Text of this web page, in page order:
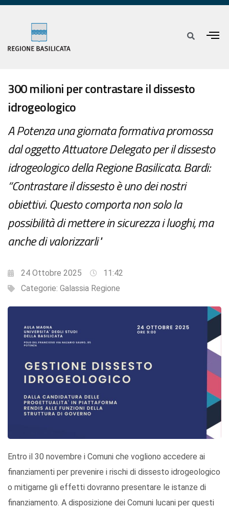
300 milioni per contrastare il dissesto
idrogeologico
A Potenza una giornata formativa promossa
dal oggetto Attuatore Delegato per il dissesto
idrogeologico della Regione Basilicata. Bardi:
“Contrastare il dissesto è uno dei nostri
obiettivi. Questo comporta non solo la
possibilità di mettere in sicurezza i luoghi, ma
anche di valorizzarli"
24 Ottobre 2025
11:42
Categorie: Galassia Regione
Entro il 30 novembre i Comuni che vogliono accedere ai
finanziamenti per prevenire i rischi di dissesto idrogeologico
o mitigarne gli effetti dovranno presentare le istanze di
finanziamento. A disposizione dei Comuni lucani per questi